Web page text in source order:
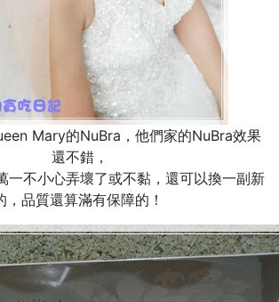
Mary的NuBra，他們家的NuBra效果
還不錯，
一不小心弄壞了或不黏，還可以換一副新
，品質還算滿有保障的！